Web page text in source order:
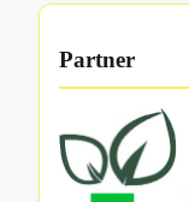
Partner